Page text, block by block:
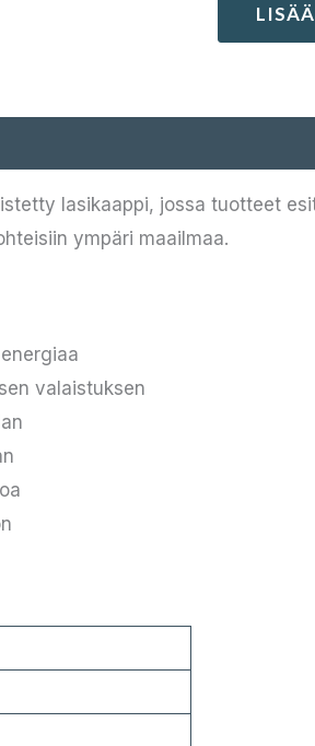
lasikaappi, jossa tuotteet
ympäri maailmaa.
valaistuksen